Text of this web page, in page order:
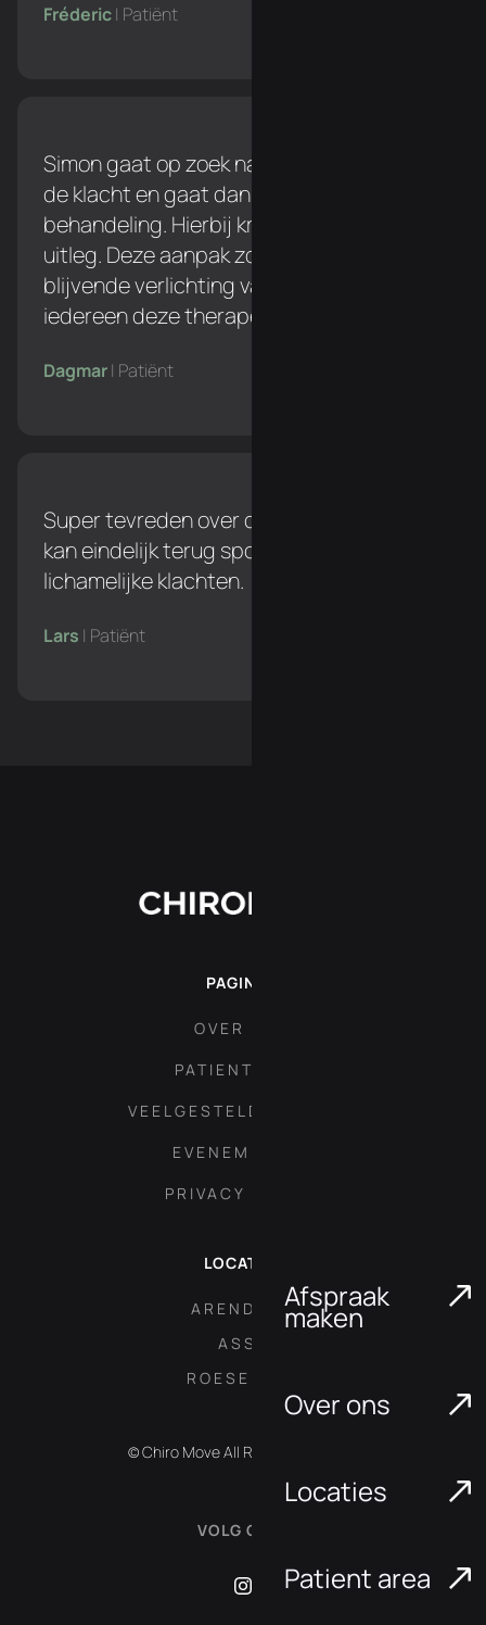
Afspraak
maken
Over ons
Locaties
Patient area
Fréderic| Patiënt
Simon gaat op zoek naar de oorzaak van
de klacht en gaat dan pas over naar een
behandeling. Hierbij krijg je een duidelijke
uitleg. Deze aanpak zorgt voor een
blijvende verlichting van de klacht. Ik zou
iedereen deze therapeut aanraden!
Dagmar| Patiënt
Super tevreden over de behandelingen. Ik
kan eindelijk terug sporten zonder
lichamelijke klachten.
Lars | Patiënt
PAGINA'S
OVER ONS
PATIENT AREA
VEELGESTELDE VRAGEN
EVENEMENTEN
PRIVACY POLICY
LOCATIES
ARENDONK
ASSE
ROESELARE
© Chiro Move All Rights Reserved.
VOLG ONS: